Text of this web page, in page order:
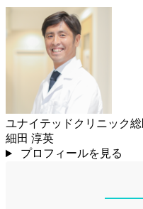
ユナイテッドクリニック
細田 淳英
プロフィールを見る